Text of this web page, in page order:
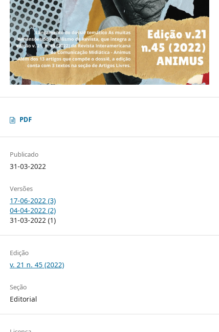
PDF
Publicado
31-03-2022
Versões
17-06-2022 (3)
04-04-2022 (2)
31-03-2022 (1)
Edição
v. 21 n. 45 (2022)
Seção
Editorial